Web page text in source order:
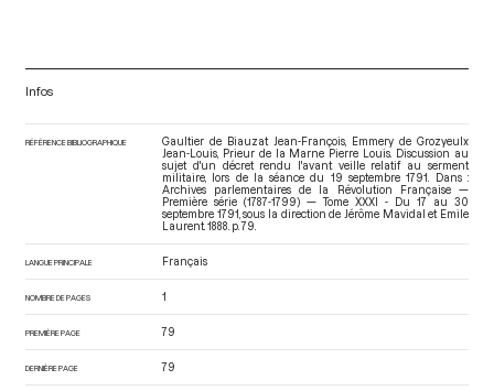
Infos
RÉFÉRENCE BIBLIOGRAPHIQUE
Gaultier de Biauzat Jean-François, Emmery de Grozyeulx
Jean-Louis, Prieur de la Marne Pierre Louis. Discussion au
sujet d'un décret rendu l'avant veille relatif au serment
militaire, lors de la séance du 19 septembre 1791. Dans :
Archives parlementaires de la Révolution Française —
Première série (1787-1799) — Tome XXXI - Du 17 au 30
septembre 1791 , sous la direction de Jérôme Mavidal et Emile
Laurent. 1888. p. 79.
LANGUE PRINCIPALE Français
NOMBRE DE PAGES 1
PREMIÈRE PAGE 79
DERNIÈRE PAGE 79